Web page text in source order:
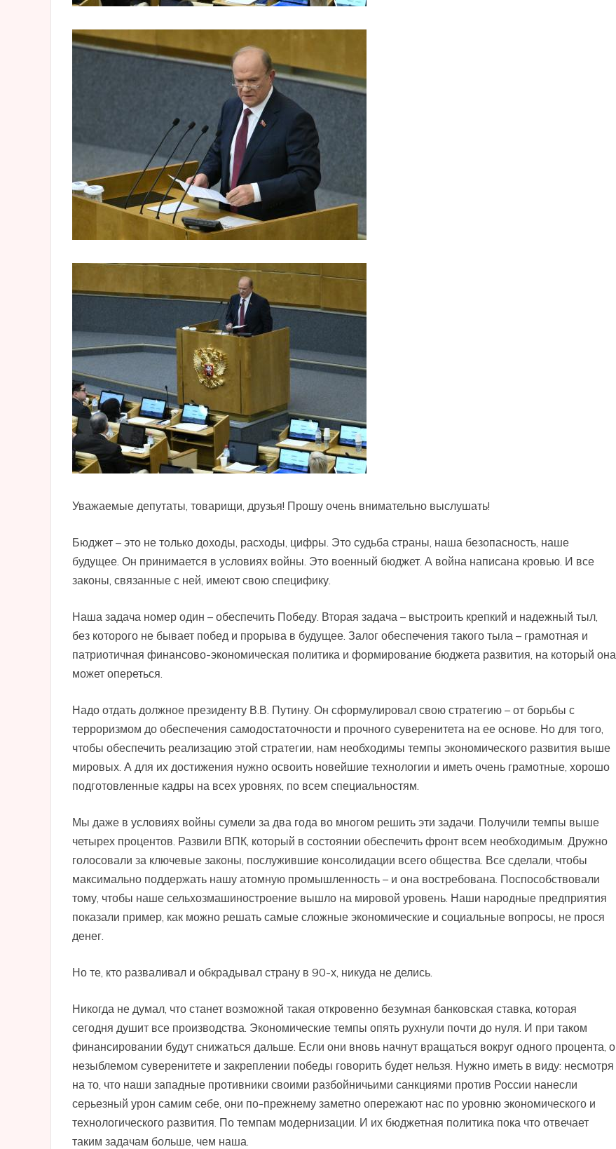
Уважаемые депутаты, товарищи, друзья! Прошу очень внимательно выслушать!
Бюджет – это не только доходы, расходы, цифры. Это судьба страны, наша безопасность, наше
будущее. Он принимается в условиях войны. Это военный бюджет. А война написана кровью. И все
законы, связанные с ней, имеют свою специфику.
Наша задача номер один – обеспечить Победу. Вторая задача – выстроить крепкий и надежный тыл,
без которого не бывает побед и прорыва в будущее. Залог обеспечения такого тыла – грамотная и
патриотичная финансово-экономическая политика и формирование бюджета развития, на который она
может опереться.
Надо отдать должное президенту В.В. Путину. Он сформулировал свою стратегию – от борьбы с
терроризмом до обеспечения самодостаточности и прочного суверенитета на ее основе. Но для того,
чтобы обеспечить реализацию этой стратегии, нам необходимы темпы экономического развития выше
мировых. А для их достижения нужно освоить новейшие технологии и иметь очень грамотные, хорошо
подготовленные кадры на всех уровнях, по всем специальностям.
Мы даже в условиях войны сумели за два года во многом решить эти задачи. Получили темпы выше
четырех процентов. Развили ВПК, который в состоянии обеспечить фронт всем необходимым. Дружно
голосовали за ключевые законы, послужившие консолидации всего общества. Все сделали, чтобы
максимально поддержать нашу атомную промышленность – и она востребована. Поспособствовали
тому, чтобы наше сельхозмашиностроение вышло на мировой уровень. Наши народные предприятия
показали пример, как можно решать самые сложные экономические и социальные вопросы, не прося
денег.
Но те, кто разваливал и обкрадывал страну в 90-х, никуда не делись.
Никогда не думал, что станет возможной такая откровенно безумная банковская ставка, которая
сегодня душит все производства. Экономические темпы опять рухнули почти до нуля. И при таком
финансировании будут снижаться дальше. Если они вновь начнут вращаться вокруг одного процента, о
незыблемом суверенитете и закреплении победы говорить будет нельзя. Нужно иметь в виду: несмотря
на то, что наши западные противники своими разбойничьими санкциями против России нанесли
серьезный урон самим себе, они по-прежнему заметно опережают нас по уровню экономического и
технологического развития. По темпам модернизации. И их бюджетная политика пока что отвечает
таким задачам больше, чем наша.